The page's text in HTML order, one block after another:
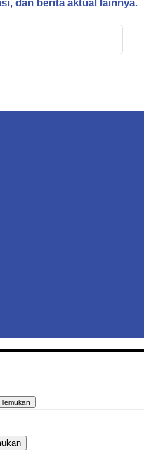
dan berita aktual lainnya.
Temukan